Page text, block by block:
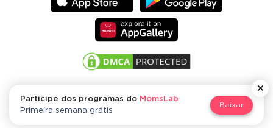
MomsLab
Participe dos programas do MomsLab
Primeira semana grátis
Baixar